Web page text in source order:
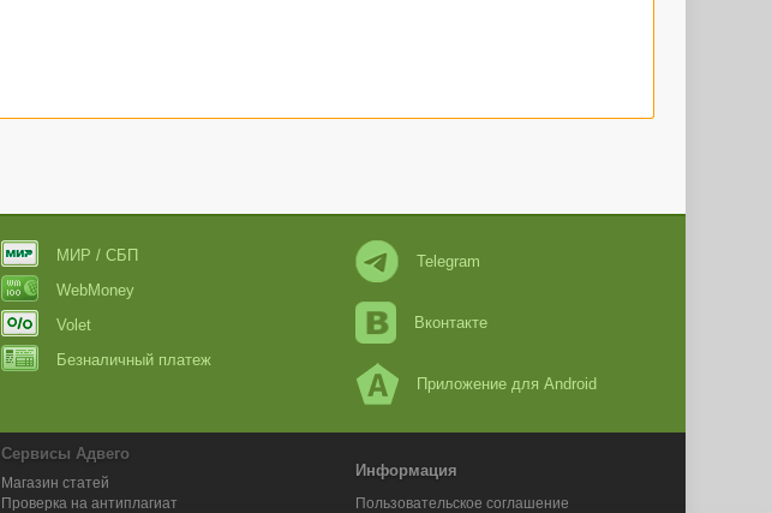
МИР / СБП
WebMoney
Volet
Безналичный платеж
Telegram
Вконтакте
Приложение для Android
Сервисы Адвего
Магазин статей
Проверка на антиплагиат
Информация
Пользовательское соглашение